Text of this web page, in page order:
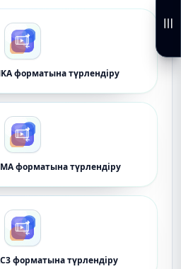
форматына түрлендіру
форматына түрлендіру
форматына түрлендіру